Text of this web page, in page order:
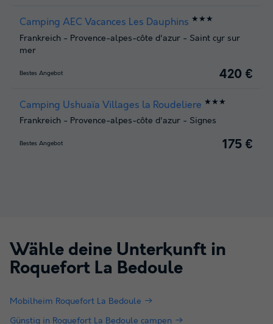
Camping AEC Vacances Les Dauphins ★★★
Frankreich - Provence-alpes-côte d'azur - Saint cyr sur
mer
Bestes Angebot 420 €
Camping Ushuaïa Villages la Roudeliere ★★★
Frankreich - Provence-alpes-côte d'azur - Signes
Bestes Angebot 175 €
Wähle deine Unterkunft in
Roquefort La Bedoule
Mobilheim Roquefort La Bedoule
Günstig in Roquefort La Bedoule campen